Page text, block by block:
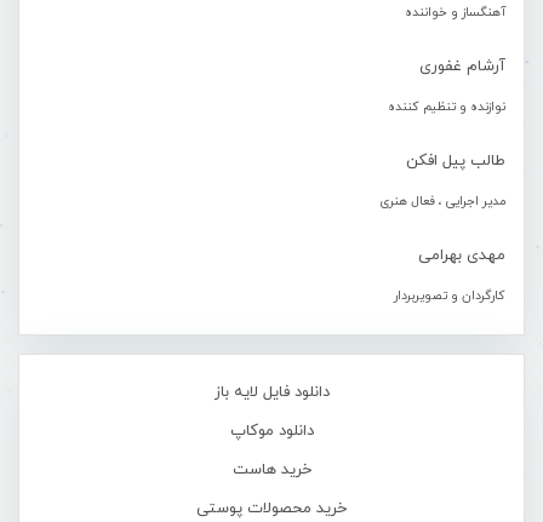
آهنگساز و خواننده
آرشام غفوری
نوازنده و تنظیم کننده
طالب پیل افکن
مدیر اجرایی ، فعال هنری
مهدی بهرامی
کارگردان و تصویربردار
دانلود فایل لایه باز
دانلود موکاپ
خرید هاست
خرید محصولات پوستی